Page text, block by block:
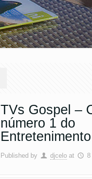
TVs Gospel –
número 1 do
Published by djcelo at 8